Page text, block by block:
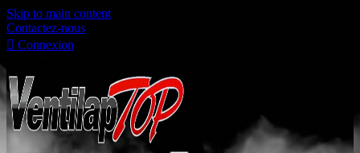
Skip to main content
Contactez-nous
 Connexion